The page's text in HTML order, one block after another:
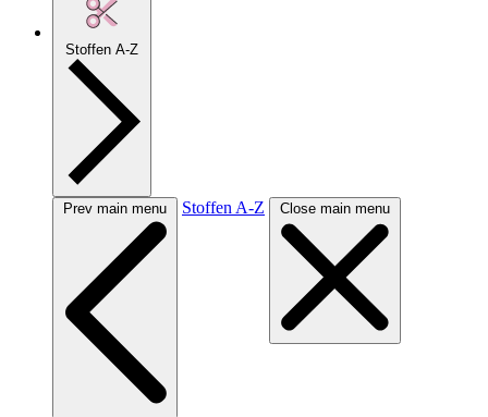
Stoffen A-Z
Prev main menu Stoffen A-Z Close main menu